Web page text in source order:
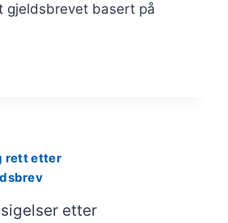
gjeldsbrevet basert på
rett etter
etter